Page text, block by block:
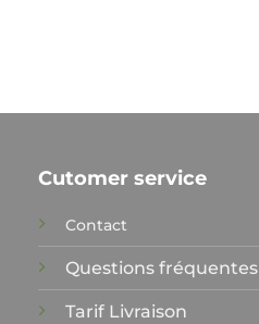
Cutomer service
Contact
Questions fréquentes
Tarif Livraison